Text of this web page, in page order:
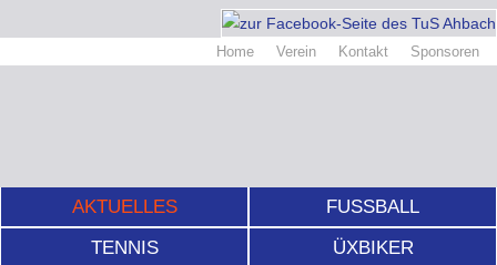
Home Verein Kontakt Sponsoren
AKTUELLES
FUSSBALL
TENNIS
ÜXBIKER